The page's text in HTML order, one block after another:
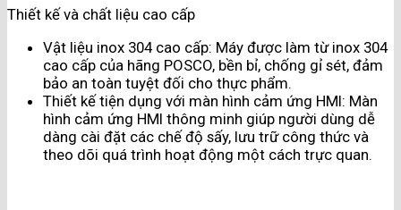
Thiết kế và chất liệu cao cấp
Vật liệu inox 304 cao cấp: Máy được làm từ inox 304
cao cấp của hãng POSCO, bền bỉ, chống gỉ sét, đảm
bảo an toàn tuyệt đối cho thực phẩm.
Thiết kế tiện dụng với màn hình cảm ứng HMI: Màn
hình cảm ứng HMI thông minh giúp người dùng dễ
dàng cài đặt các chế độ sấy, lưu trữ công thức và
theo dõi quá trình hoạt động một cách trực quan.